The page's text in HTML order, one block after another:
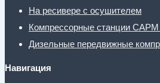
На ресивере с осушителем
Компрессорные станции
Дизельные передвижные
Навигация